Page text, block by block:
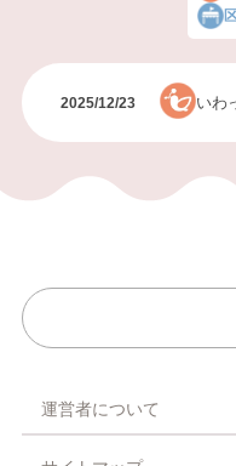
2025/12/23 いわ
運営者について